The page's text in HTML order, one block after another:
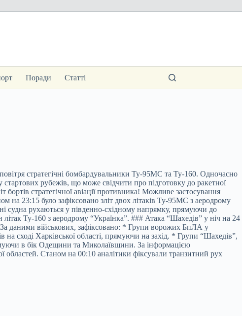
Поради Статті
стратегічні бомбардувальники Ту-95МС та Ту-160. Одночасно
рубежів, що може свідчити про підготовку до ракетної
стратегічної авіації противника! Можливе застосування
на 23:15 було зафіксовано зліт двох літаків Ту-95МС з аеродрому
судна рухаються у південно-східному напрямку, прямуючи до
Ту-160 з аеродрому “Українка”. ### Атака “Шахедів” у ніч на 24
даними військових, зафіксовано: * Групи ворожих БпЛА у
сході Харківської області, прямуючи на захід. * Групи “Шахедів”,
в бік Одещини та Миколаївщини. За інформацією
Станом на 00:10 аналітики фіксували транзитний рух